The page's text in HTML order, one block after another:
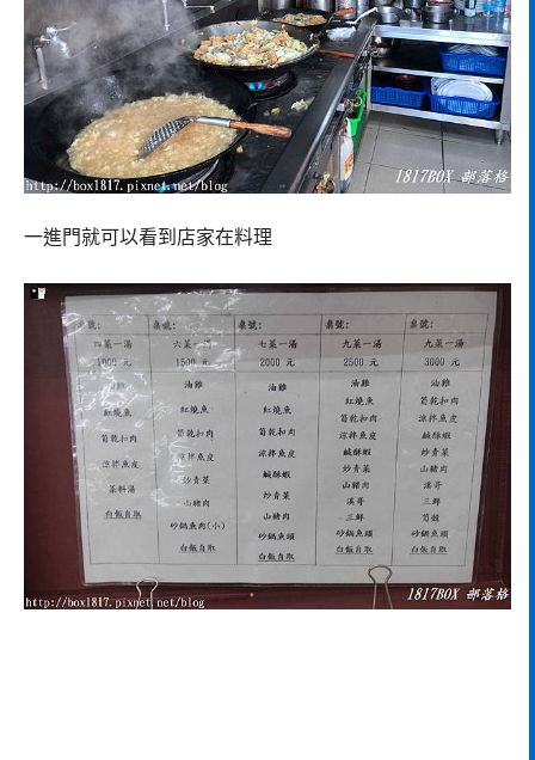
一進門就可以看到店家在料理